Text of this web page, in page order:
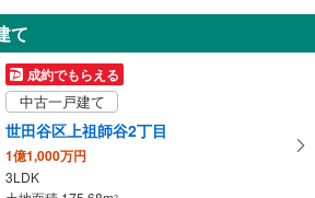
世田谷区北烏山6丁目
9,790万円
4LDK
土地面積 120.3m2
京王線 「芦花公園」駅 徒歩18分
て
成約でもらえる
中古一戸建て
世田谷区上祖師谷2丁目
1億1,000万円
3LDK